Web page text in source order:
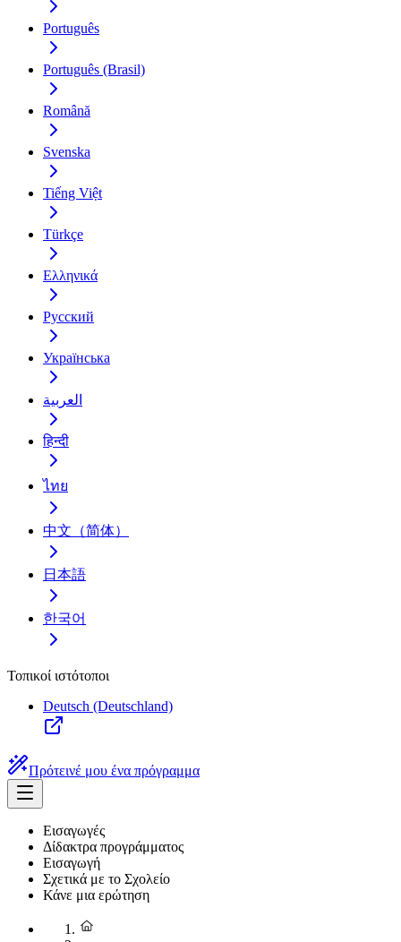
Português
Português (Brasil)
Română
Svenska
Tiếng Việt
Türkçe
Ελληνικά
Русский
Українська
العربية
हिन्दी
ไทย
中文（简体）
日本語
한국어
Τοπικοί ιστότοποι
Deutsch (Deutschland)
Πρότεινέ μου ένα πρόγραμμα
Εισαγωγές
Δίδακτρα προγράμματος
Εισαγωγή
Σχετικά με το Σχολείο
Κάνε μια ερώτηση